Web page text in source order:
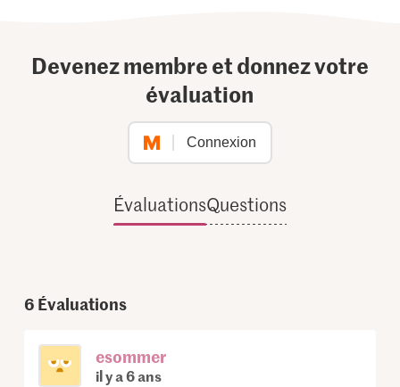
Devenez membre et donnez votre
évaluation
Connexion
ÉvaluationsQuestions
6 Évaluations
esommer
il y a 6 ans